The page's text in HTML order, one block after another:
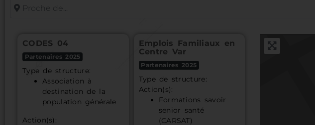
CODES 04
Partenaires 2025
Type de structure:
Association à
destination de la
population générale
Action(s):
Emplois Familiaux en
Centre Var
Partenaires 2025
Type de structure:
Action(s):
Formations savoir
senior santé
(CARSAT)